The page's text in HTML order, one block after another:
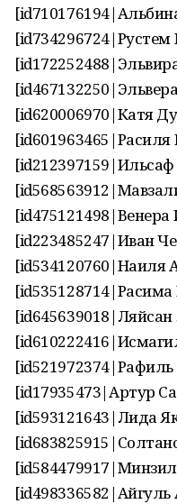
[id734296724|Рустем
[id620006970|Катя
[id223485247|Иван
[id534120760|Наиля
[id17935473|Артур
[id593121643|Лида
[id498336582|Айгуль